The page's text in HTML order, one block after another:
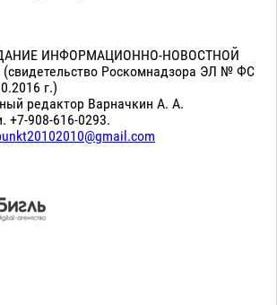
ИНФОРМАЦИОННО-НОВОСТНОЙ
Роскомнадзора ЭЛ № ФС
г.)
редактор Варначкин А. А.
+7-908-616-0293.